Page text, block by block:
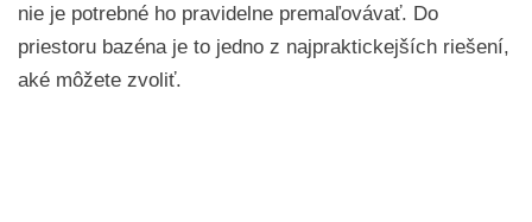
nie je potrebné ho pravidelne premaľovávať. Do
priestoru bazéna je to jedno z najpraktickejších riešení,
aké môžete zvoliť.